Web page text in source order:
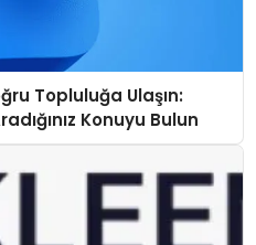
Topluluğa Ulaşın:
Konuyu Bulun